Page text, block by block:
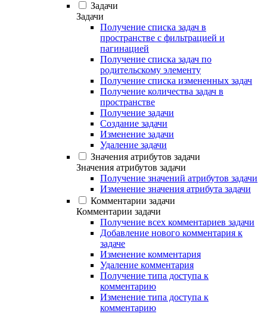
Задачи
Задачи
Получение списка задач в
пространстве с фильтрацией и
пагинацией
Получение списка задач по
родительскому элементу
Получение списка измененных задач
Получение количества задач в
пространстве
Получение задачи
Создание задачи
Изменение задачи
Удаление задачи
Значения атрибутов задачи
Значения атрибутов задачи
Получение значений атрибутов задачи
Изменение значения атрибута задачи
Комментарии задачи
Комментарии задачи
Получение всех комментариев задачи
Добавление нового комментария к
задаче
Изменение комментария
Удаление комментария
Получение типа доступа к
комментарию
Изменение типа доступа к
комментарию